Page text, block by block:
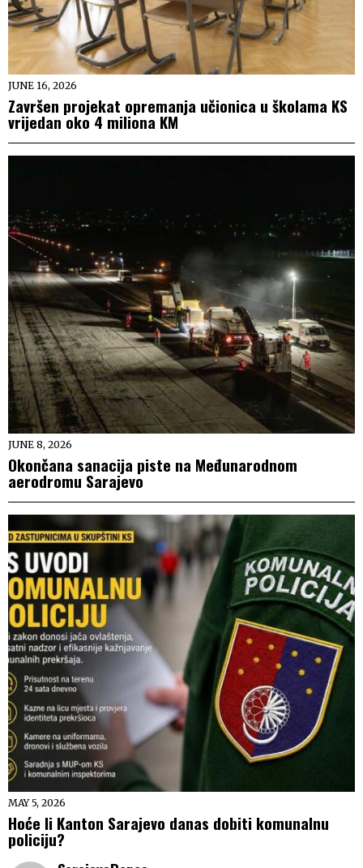
JUNE 16, 2026
Završen projekat opremanja učionica u školama KS
vrijedan oko 4 miliona KM
JUNE 8, 2026
Okončana sanacija piste na Međunarodnom
aerodromu Sarajevo
MAY 5, 2026
Hoće li Kanton Sarajevo danas dobiti komunalnu
policiju?